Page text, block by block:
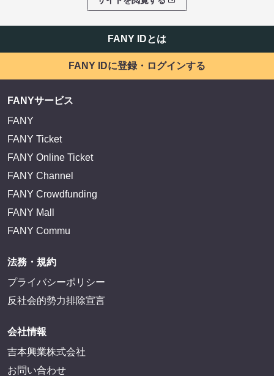
FANY IDとは
FANY IDに登録・ログインする
FANYサービス
FANY
FANY Ticket
FANY Online Ticket
FANY Channel
FANY Crowdfunding
FANY Mall
FANY Commu
法務・規約
プライバシーポリシー
反社会的勢力排除宣言
会社情報
吉本興業株式会社
お問い合わせ